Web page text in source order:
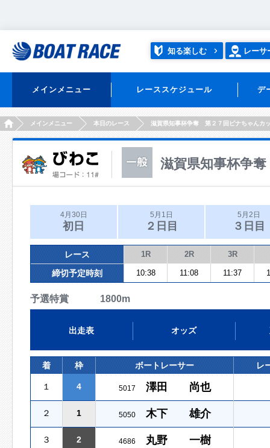
知る楽しむ レーサ
メインメニュー レーススケジュール デ
HOMEメインメニュー 本日のレース 滋賀県知事杯争奪 第２７回ビナちゃんカ
滋賀県知事杯争
4月30日
初日
5月1日
２日目
5月2日
３日目
レース 1R 2R 3R
締切予定時刻 10:38 11:08 11:37
予選特賞 1800m
出走表 オッズ
着 枠 ボートレーサー レ
１ 4 5017 澤田 尚也
２ 1 5050 木下 雄介
３ 2 4686 丸野 一樹